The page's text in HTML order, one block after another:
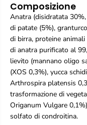
t
A
n
a
t
r
a
R
s
o
e
P
t
A
n
a
t
r
a
R
s
o
e
P
Composizione
Anatra (disidratata
di patate (5%),
di birra, proteine
di anatra purificato al
lievito (mannano oligo
(XOS 0,3%), yucca
Arthrospira platensis
trasformazione di
Origanum Vulgare
solfato di condroitina.